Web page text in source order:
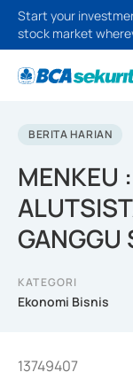
Start your
stock market
BERITA HARIAN
MENKEU
GANGGU
KATEGORI
Ekonomi Bisnis
13749407